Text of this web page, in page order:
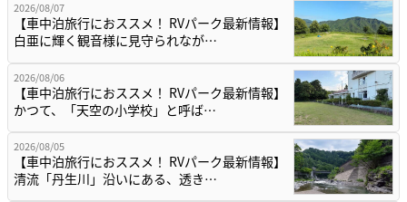
2026/08/07
【車中泊旅行におススメ！ RVパーク最新情報】
白亜に輝く観音様に見守られなが…
2026/08/06
【車中泊旅行におススメ！ RVパーク最新情報】
かつて、「天空の小学校」と呼ば…
2026/08/05
【車中泊旅行におススメ！ RVパーク最新情報】
清流「丹生川」沿いにある、透き…